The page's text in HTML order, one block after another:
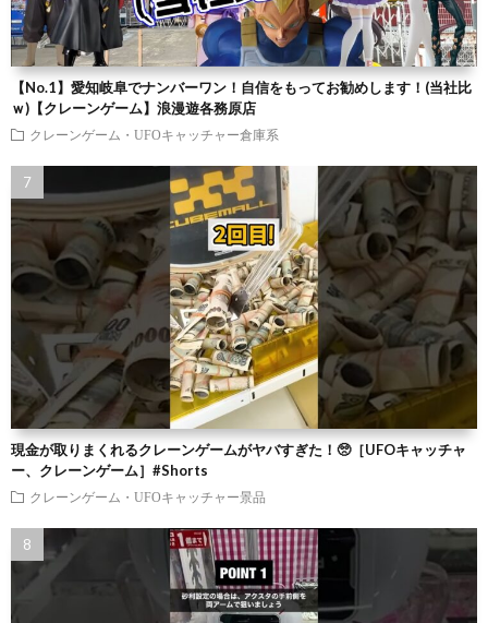
【No.1】愛知岐阜でナンバーワン！自信をもってお勧めします！(当社比
ｗ)【クレーンゲーム】浪漫遊各務原店
クレーンゲーム・UFOキャッチャー倉庫系
現金が取りまくれるクレーンゲームがヤバすぎた！🥺［UFOキャッチャ
ー、クレーンゲーム］#Shorts
クレーンゲーム・UFOキャッチャー景品